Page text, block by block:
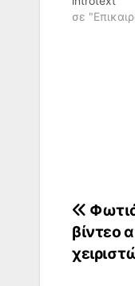
σε
βίντεο